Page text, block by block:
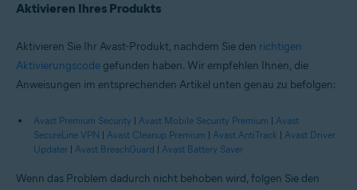
Aktivieren Ihres Produkts
Aktivieren Sie Ihr Avast-Produkt, nachdem Sie den richtigen
Aktivierungscode gefunden haben. Wir empfehlen Ihnen, die
Anweisungen im entsprechenden Artikel unten genau zu befolgen:
Avast Premium Security | Avast Mobile Security Premium | Avast
SecureLine VPN | Avast Cleanup Premium | Avast AntiTrack | Avast Driver
Updater | Avast BreachGuard | Avast Battery Saver
Wenn das Problem dadurch nicht behoben wird, folgen Sie den